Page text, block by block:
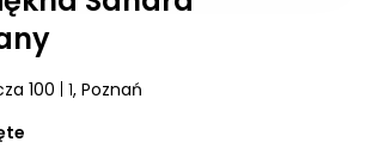
100 | 1, Poznań